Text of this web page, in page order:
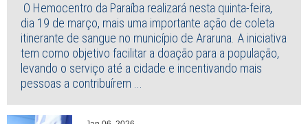
O Hemocentro da Paraíba realizará nesta quinta-feira,
dia 19 de março, mais uma importante ação de coleta
itinerante de sangue no município de Araruna. A iniciativa
tem como objetivo facilitar a doação para a população,
levando o serviço até a cidade e incentivando mais
pessoas a contribuírem ...